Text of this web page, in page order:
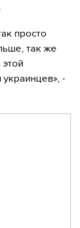
просто
так же
-